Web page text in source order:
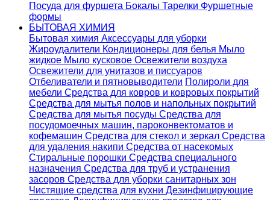
Посуда для фуршета Бокалы Тарелки Фуршетные
формы
БЫТОВАЯ ХИМИЯ
Бытовая химия Аксессуары для уборки
Жироудалители Кондиционеры для белья Мыло
жидкое Мыло кусковое Освежители воздуха
Освежители для унитазов и писсуаров
Отбеливатели и пятновыводители Полироли для
мебели Средства для ковров и ковровых покрытий
Средства для мытья полов и напольных покрытий
Средства для мытья посуды Средства для
посудомоечных машин, пароконвектоматов и
кофемашин Средства для стекол и зеркал Средства
для удаления накипи Средства от насекомых
Стиральные порошки Cредства специального
назначения Средства для труб и устранения
засоров Средства для уборки санитарных зон
Чистящие средства для кухни Дезинфицирующие